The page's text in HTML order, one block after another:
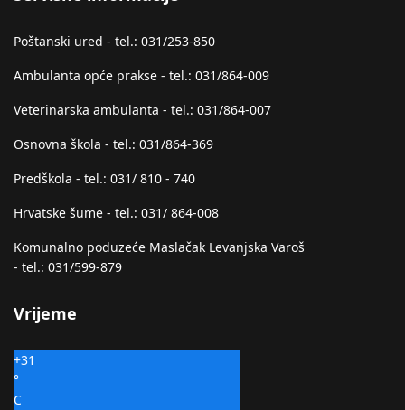
Poštanski ured - tel.: 031/253-850
Ambulanta opće prakse - tel.: 031/864-009
Veterinarska ambulanta - tel.: 031/864-007
Osnovna škola - tel.: 031/864-369
Predškola - tel.: 031/ 810 - 740
Hrvatske šume - tel.: 031/ 864-008
Komunalno poduzeće Maslačak Levanjska Varoš
- tel.: 031/599-879
Vrijeme
+31
°
C